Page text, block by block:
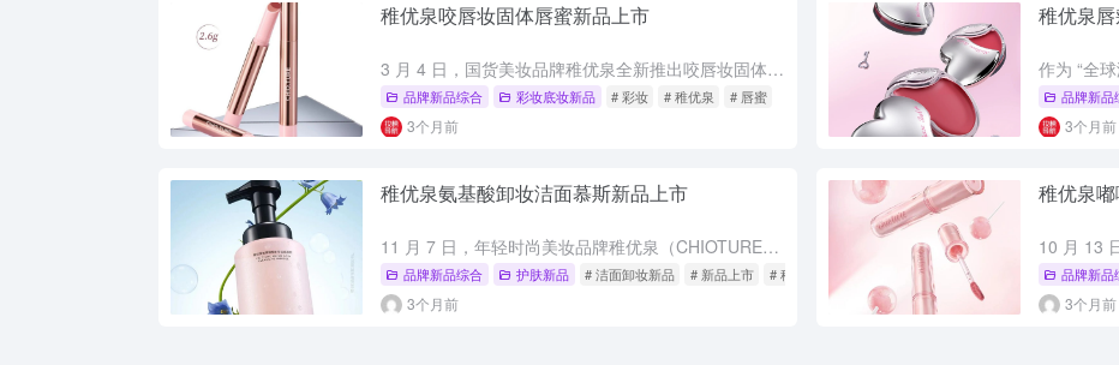
稚优泉咬唇妆固体唇蜜新品上市
3 月 4 日，国货美妆品牌稚优泉全新推出咬唇妆固体唇蜜，以创新双拼膏体设计与轻薄不粘腻的质地，一键打造自然立体的咬唇妆，产品定价 49.9 元，为消费者带来高性价比的唇部彩妆新选择。 这款固体唇蜜采...
品牌新品综合 彩妆底妆新品 # 彩妆 # 稚优泉 # 唇蜜
3个月前
稚优泉
品牌新品
3个月前
稚优泉氨基酸卸妆洁面慕斯新品上市
11 月 7 日，年轻时尚美妆品牌稚优泉（CHIOTURE）正式推出新品氨基酸卸妆洁面慕斯，以 “卸妆 + 洁面” 双效核心、温和配方与亲民价格，为 18-30 岁年轻消费者带来便捷护肤体验，定价仅 ...
品牌新品综合 护肤新品 # 洁面卸妆新品 # 新品上市 # 稚优泉
3个月前
稚优泉
品牌新品
3个月前